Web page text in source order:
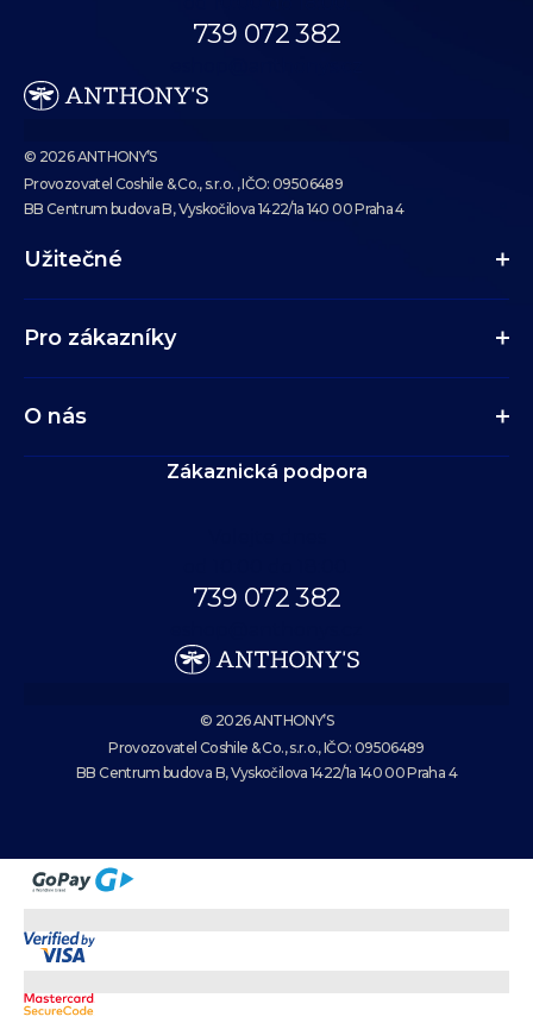
739 072 382
© 2026 ANTHONY’S
Provozovatel Coshile & Co., s.r.o. , IČO: 09506489
BB Centrum budova B, Vyskočilova 1422/1a 140 00 Praha 4
Užitečné
Pro zákazníky
O nás
Zákaznická podpora
739 072 382
© 2026 ANTHONY’S
Provozovatel Coshile & Co., s.r.o., IČO: 09506489
BB Centrum budova B, Vyskočilova 1422/1a 140 00 Praha 4